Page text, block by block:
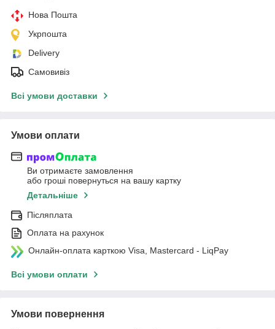
Нова Пошта
Укрпошта
Delivery
Самовивіз
Всі умови доставки
Умови оплати
Ви отримаєте замовлення
або гроші повернуться на вашу картку
Детальніше
Післяплата
Оплата на рахунок
Онлайн-оплата карткою Visa, Mastercard - LiqPay
Всі умови оплати
Умови повернення